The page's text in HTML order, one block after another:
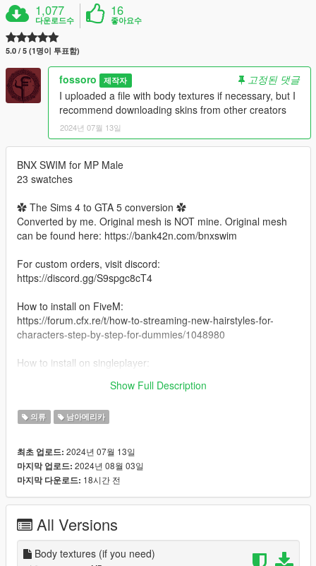
1,077
다운로드수
16
좋아요수
5.0 / 5 (1명이 투표함)
fossoro 제작자
고정된 댓글
I uploaded a file with body textures if necessary, but I
recommend downloading skins from other creators
2024년 07월 13일
BNX SWIM for MP Male
23 swatches
✿ The Sims 4 to GTA 5 conversion ✿
Converted by me. Original mesh is NOT mine. Original mesh
can be found here: https://bank42n.com/bnxswim
For custom orders, visit discord:
https://discord.gg/S9spgc8cT4
How to install on FiveM:
https://forum.cfx.re/t/how-to-streaming-new-hairstyles-for-
characters-step-by-step-for-dummies/1048980
How to install on singleplayer:
Show Full Description
의류 남아메리카
최초 업로드: 2024년 07월 13일
마지막 업로드: 2024년 08월 03일
마지막 다운로드: 18시간 전
All Versions
Body textures (if you need)